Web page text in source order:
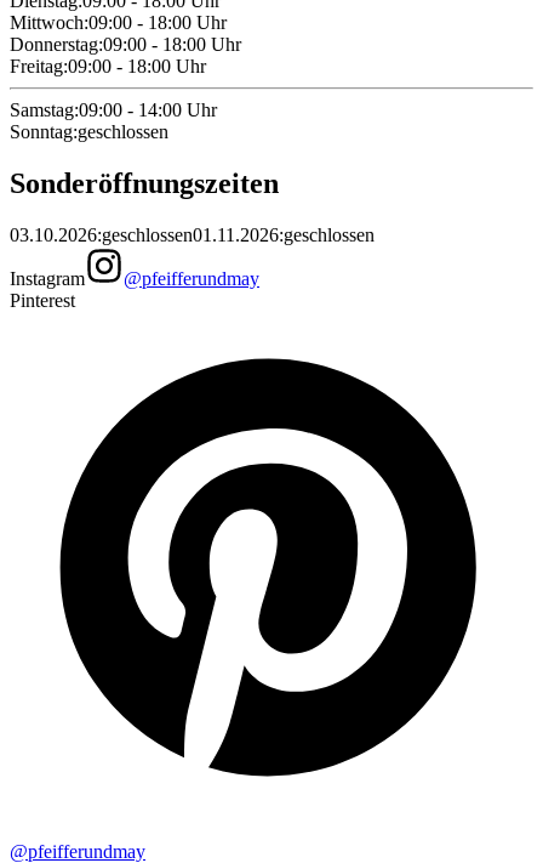
Mittwoch:09:00 - 18:00 Uhr
Donnerstag:09:00 - 18:00 Uhr
Freitag:09:00 - 18:00 Uhr
Samstag:09:00 - 14:00 Uhr
Sonntag:geschlossen
Sonderöffnungszeiten
03.10.2026:geschlossen01.11.2026:geschlossen
Instagram
@pfeifferundmay
Pinterest
@pfeifferundmay